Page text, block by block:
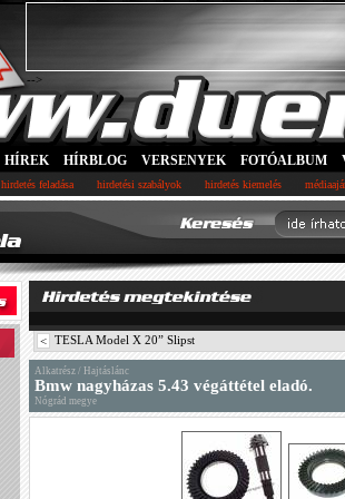
-->
HÍREK HÍRBLOG VERSENYEK FOTÓALBUM
hirdetés feladása hirdetési szabályok hirdetés kiemelés
< TESLA Model X 20” Slipst
Alkatrész / Hajtáslánc
Bmw nagyházas 5.43 végáttétel eladó.
Nógrád megye